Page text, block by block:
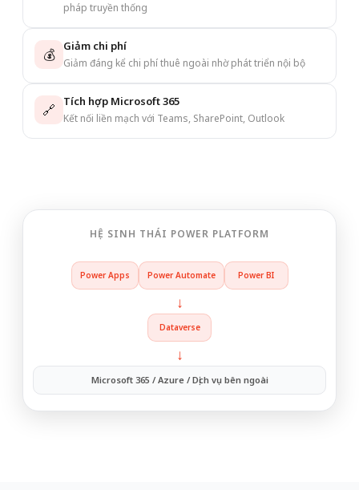
pháp truyền thống
💰 Giảm chi phí
Giảm đáng kể chi phí thuê ngoài nhờ phát triển nội bộ
🔗 Tích hợp Microsoft 365
Kết nối liền mạch với Teams, SharePoint, Outlook
HỆ SINH THÁI POWER PLATFORM
Power Apps Power Automate Power BI
↓
Dataverse
↓
Microsoft 365 / Azure / Dịch vụ bên ngoài